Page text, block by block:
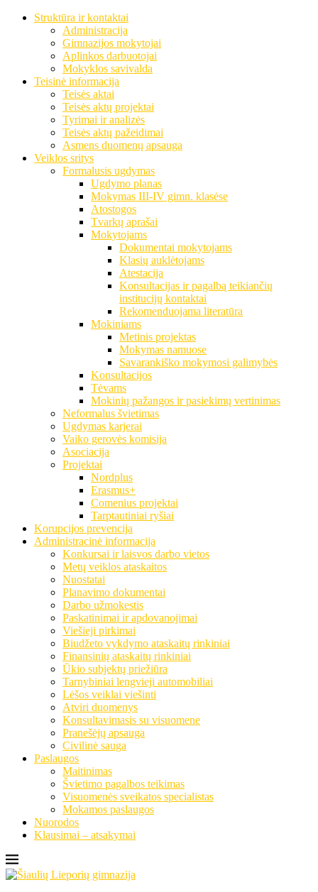
Struktūra ir kontaktai
Administracija
Gimnazijos mokytojai
Aplinkos darbuotojai
Mokyklos savivalda
Teisinė informacija
Teisės aktai
Teisės aktų projektai
Tyrimai ir analizės
Teisės aktų pažeidimai
Asmens duomenų apsauga
Veiklos sritys
Formalusis ugdymas
Ugdymo planas
Mokymas III-IV gimn. klasėse
Atostogos
Tvarkų aprašai
Mokytojams
Dokumentai mokytojams
Klasių auklėtojams
Atestacija
Konsultacijas ir pagalbą teikiančių
institucijų kontaktai
Rekomenduojama literatūra
Mokiniams
Metinis projektas
Mokymas namuose
Savarankiško mokymosi galimybės
Konsultacijos
Tėvams
Mokinių pažangos ir pasiekimų vertinimas
Neformalus švietimas
Ugdymas karjerai
Vaiko gerovės komisija
Asociacija
Projektai
Nordplus
Erasmus+
Comenius projektai
Tarptautiniai ryšiai
Korupcijos prevencija
Administracinė informacija
Konkursai ir laisvos darbo vietos
Metų veiklos ataskaitos
Nuostatai
Planavimo dokumentai
Darbo užmokestis
Paskatinimai ir apdovanojimai
Viešieji pirkimai
Biudžeto vykdymo ataskaitų rinkiniai
Finansinių ataskaitų rinkiniai
Ūkio subjektų priežiūra
Tarnybiniai lengvieji automobiliai
Lėšos veiklai viešinti
Atviri duomenys
Konsultavimasis su visuomene
Pranešėjų apsauga
Civilinė sauga
Paslaugos
Maitinimas
Švietimo pagalbos teikimas
Visuomenės sveikatos specialistas
Mokamos paslaugos
Nuorodos
Klausimai – atsakymai